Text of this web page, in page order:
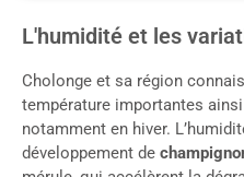
L'humidité et les
Cholonge et sa région
température importantes ainsi
notamment en hiver.
développement de